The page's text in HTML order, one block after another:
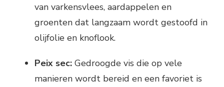
van varkensvlees, aardappelen en
groenten dat langzaam wordt gestoofd in
olijfolie en knoflook.
Peix sec: Gedroogde vis die op vele
manieren wordt bereid en een favoriet is